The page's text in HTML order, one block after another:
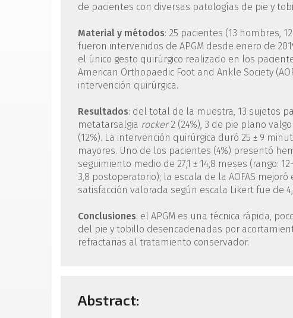
de pacientes con diversas patologías de pie y
Material y métodos: 25 pacientes (13 hombres,
fueron intervenidos de APGM desde enero de
el único gesto quirúrgico realizado en los
American Orthopaedic Foot and Ankle Society
intervención quirúrgica.
Resultados: del total de la muestra, 13 sujetos
metatarsalgia rocker2 (24%), 3 de pie plano
(12%). La intervención quirúrgica duró 25 ± 9
mayores. Uno de los pacientes (4%) presentó
seguimiento medio de 27,1 ± 14,8 meses (rango:
3,8 postoperatorio); la escala de la AOFAS
satisfacción valorada según escala Likert fue de
Conclusiones: el APGM es una técnica rápida,
del pie y tobillo desencadenadas por
refractarias al tratamiento conservador.
Abstract: